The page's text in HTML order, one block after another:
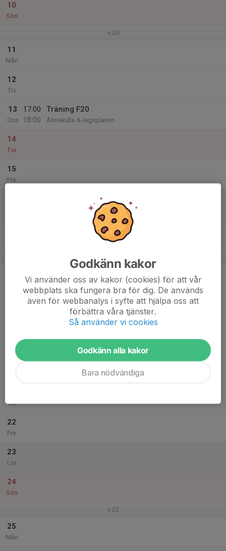
10
Sön
v.20
11
Mån
12
Tis
13
Ons
17:00
18:00
Träning F20
Älmekulla A-lagsplanen
14
Tor
15
Fre
Ons
17:00
Träning F20
Älmekulla A-lagsplanen
Tor
22
Fre
23
Lör
24
Sön
v.22
25
Mån
Godkänn kakor
Vi använder oss av kakor (cookies) för att vår
webbplats ska fungera bra för dig. De används
även för webbanalys i syfte att hjälpa oss att
förbättra våra tjänster.
Så använder vi cookies
Godkänn alla kakor
Bara nödvändiga